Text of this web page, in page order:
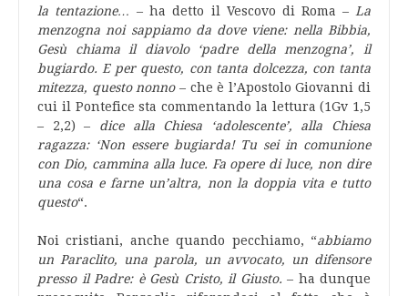
la tentazione… – ha detto il Vescovo di Roma – La
menzogna noi sappiamo da dove viene: nella Bibbia,
Gesù chiama il diavolo ‘padre della menzogna’, il
bugiardo. E per questo, con tanta dolcezza, con tanta
mitezza, questo nonno– che è l’Apostolo Giovanni di
cui il Pontefice sta commentando la lettura (1Gv 1,5
– 2,2) – dice alla Chiesa ‘adolescente’, alla Chiesa
ragazza: ‘Non essere bugiarda! Tu sei in comunione
con Dio, cammina alla luce. Fa opere di luce, non dire
una cosa e farne un’altra, non la doppia vita e tutto
questo“.
Noi cristiani, anche quando pecchiamo, “abbiamo
un Paraclito, una parola, un avvocato, un difensore
presso il Padre: è Gesù Cristo, il Giusto. – ha dunque